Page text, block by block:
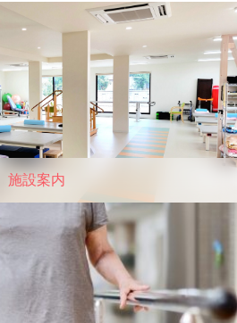
施設案内